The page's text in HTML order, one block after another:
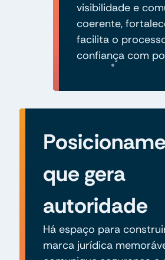
visibilidade e
coerente,
facilita o
confiança com
que gera
autoridade
Há espaço para
marca jurídica